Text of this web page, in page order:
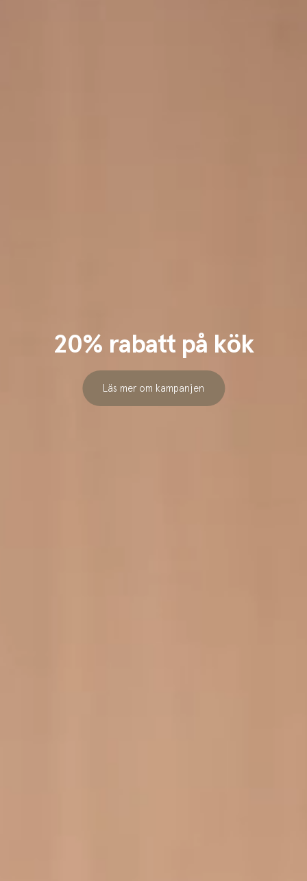
20% rabatt på kök
Läs mer om kampanjen